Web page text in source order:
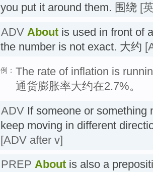
you put it around them. 围绕 [
ADV About is used in front of
the number is not exact. 大约
例： The rate of inflation is
通货膨胀率大约在2.7%。
ADV If someone or something
keep moving in different
[ADV after v]
PREP About is also a